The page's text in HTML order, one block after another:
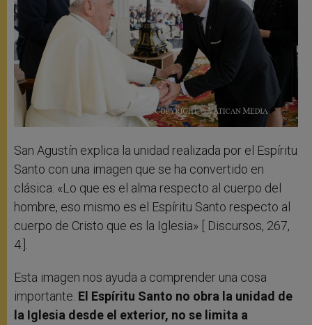
San Agustín explica la unidad realizada por el Espíritu
Santo con una imagen que se ha convertido en
clásica: «Lo que es el alma respecto al cuerpo del
hombre, eso mismo es el Espíritu Santo respecto al
cuerpo de Cristo que es la Iglesia» [ Discursos, 267,
4.].
Esta imagen nos ayuda a comprender una cosa
importante. El Espíritu Santo no obra la unidad de
la Iglesia desde el exterior, no se limita a